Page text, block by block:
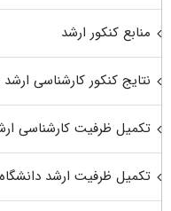
منابع کنکور ارشد
نتایج کنکور کارشناسی ارشد ۱۴۰۴
تکمیل ظرفیت کارشناسی ارشد
تکمیل ظرفیت ارشد دانشگاه